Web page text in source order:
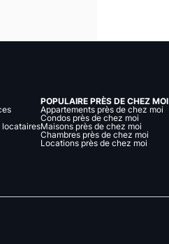
locataires
POPULAIRE PRÈS DE CHEZ MOI
Appartements près de chez moi
Condos près de chez moi
Maisons près de chez moi
Chambres près de chez moi
Locations près de chez moi